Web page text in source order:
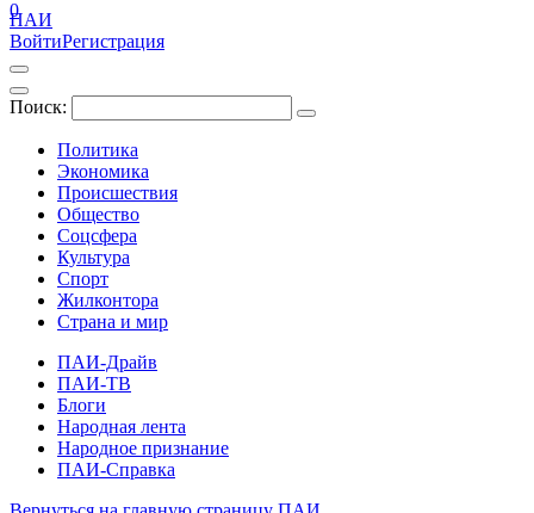
ПАИ
ВойтиРегистрация
Поиск:
Политика
Экономика
Происшествия
Общество
Соцсфера
Культура
Спорт
Жилконтора
Страна и мир
ПАИ-Драйв
ПАИ-ТВ
Блоги
Народная лента
Народное признание
ПАИ-Справка
0